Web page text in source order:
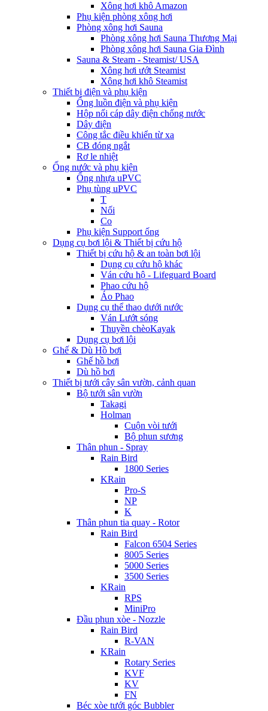
Xông hơi khô Amazon
Phụ kiện phòng xông hơi
Phòng xông hơi Sauna
Phòng xông hơi Sauna Thương Mại
Phòng xông hơi Sauna Gia Đình
Sauna & Steam - Steamist/ USA
Xông hơi ướt Steamist
Xông hơi khô Steamist
Thiết bị điện và phụ kiện
Ống luồn điện và phụ kiện
Hộp nối cáp dây điện chống nước
Dây điện
Công tắc điều khiển từ xa
CB đóng ngắt
Rơ le nhiệt
Ống nước và phụ kiện
Ống nhựa uPVC
Phụ tùng uPVC
T
Nối
Co
Phụ kiện Support ống
Dụng cụ bơi lội & Thiết bị cứu hộ
Thiết bị cứu hộ & an toàn bơi lội
Dụng cụ cứu hộ khác
Ván cứu hộ - Lifeguard Board
Phao cứu hộ
Áo Phao
Dụng cụ thể thao dưới nước
Ván Lướt sóng
Thuyền chèoKayak
Dụng cụ bơi lội
Ghế & Dù Hồ bơi
Ghế hồ bơi
Dù hồ bơi
Thiết bị tưới cây sân vườn, cảnh quan
Bộ tưới sân vườn
Takagi
Holman
Cuộn vòi tưới
Bộ phun sương
Thân phun - Spray
Rain Bird
1800 Series
KRain
Pro-S
NP
K
Thân phun tia quay - Rotor
Rain Bird
Falcon 6504 Series
8005 Series
5000 Series
3500 Series
KRain
RPS
MiniPro
Đầu phun xòe - Nozzle
Rain Bird
R-VAN
KRain
Rotary Series
KVF
KV
FN
Béc xòe tưới góc Bubbler